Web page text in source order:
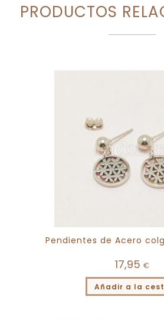
PRODUCTOS
Pendientes de Acero
17,95 €
Añadir a la